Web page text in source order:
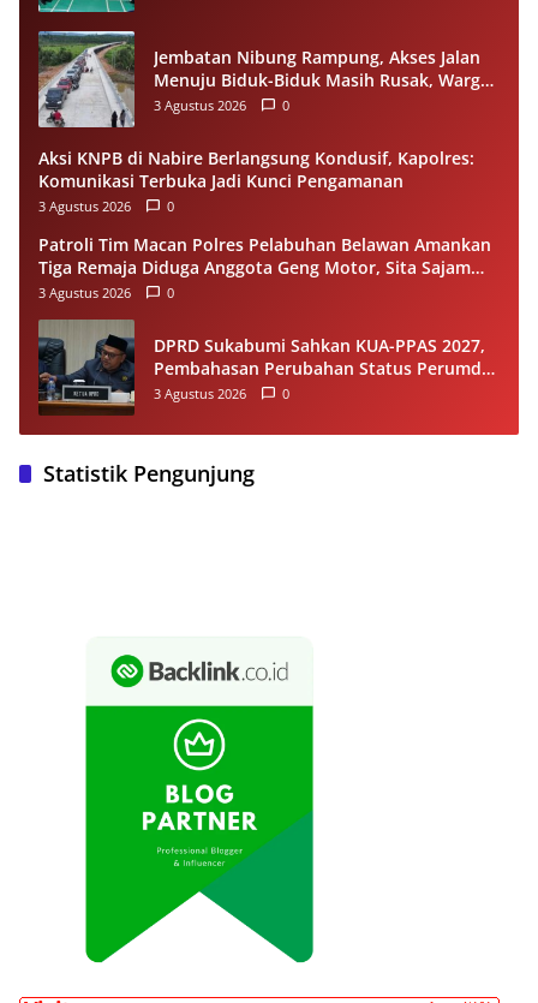
Jembatan Nibung Rampung, Akses Jalan
Menuju Biduk-Biduk Masih Rusak, Warga
Minta Pemprov Kaltim Segera Bertindak
3 Agustus 2026 0
Aksi KNPB di Nabire Berlangsung Kondusif, Kapolres:
Komunikasi Terbuka Jadi Kunci Pengamanan
3 Agustus 2026 0
Patroli Tim Macan Polres Pelabuhan Belawan Amankan
Tiga Remaja Diduga Anggota Geng Motor, Sita Sajam
dan Sepeda Motor
3 Agustus 2026 0
DPRD Sukabumi Sahkan KUA-PPAS 2027,
Pembahasan Perubahan Status Perumda
Tirta Jaya Berlanjut
3 Agustus 2026 0
Statistik Pengunjung